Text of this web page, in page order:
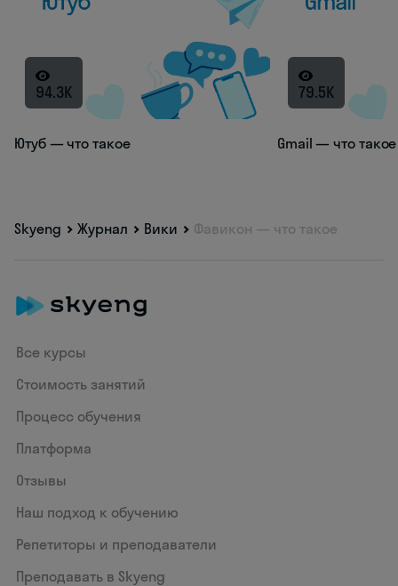
94.3K
Ютуб — что такое
79.5K
Gmail — что такое
Skyeng Журнал Вики Фавикон — что такое
Все курсы
Стоимость занятий
Процесс обучения
Платформа
Отзывы
Наш подход к обучению
Репетиторы и преподаватели
Преподавать в Skyeng